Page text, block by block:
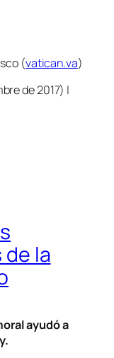
(vatican.va)
de 2017) |
la
ayudó a